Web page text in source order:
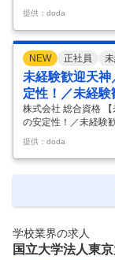
迎】Webサイト運
残業月15～25h 【具
化型の新卒就職情報
格講座最大手／技術
全国で展開／残業月
者の採用を希望する
企業様および5,000名
提供：doda
NEW 正社員
未経験歓迎天
定性！／未経
株式会社 総合資格
の安定性！／未経験
【未経験歓迎★天神
験歓迎！／安定×イ
度・実績抜群×建築
固定給で【稼ぐ＋安
序列！で早期キャリ
案…
提供：doda
学校業界の求人
国立大学法人東